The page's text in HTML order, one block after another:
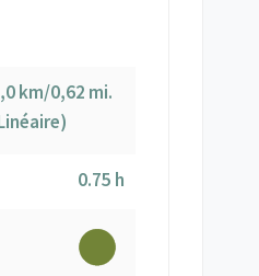
km/0,62 mi.
0.75 h